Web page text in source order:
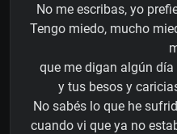
No me escribas, yo
Tengo miedo, mucho
que me digan algún
y tus besos y
No sabés lo que he
cuando vi que ya no